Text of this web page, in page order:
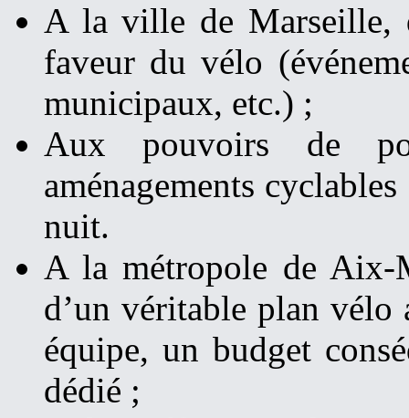
A la ville de Marseille,
faveur du vélo
municipaux, etc.) ;
Aux pouvoirs de
aménagements
nuit.
A la métropole de Aix-
d’un véritable plan vélo
équipe, un budget
dédié ;